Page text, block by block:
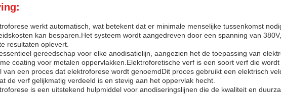
werkt automatisch, wat betekent dat er minimale menselijke tussenkomst
kan besparen.Het systeem wordt aangedreven door een spanning van
resultaten oplevert.
gereedschap voor elke anodisatielijn, aangezien het de toepassing van
coating voor metalen oppervlakken.Elektroforetische verf is een soort verf die
van een proces dat elektroforese wordt genoemdDit proces gebruikt een elektrisch
de verf gelijkmatig verdeeld is en stevig aan het oppervlak hecht.
is een uitstekend hulpmiddel voor anodiseringslijnen die de kwaliteit en